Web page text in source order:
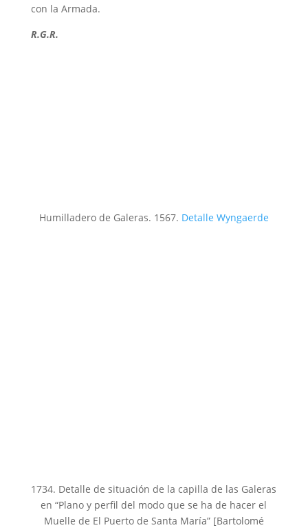
con la Armada.
R.G.R.
Humilladero de Galeras. 1567. Detalle Wyngaerde
1734. Detalle de situación de la capilla de las Galeras
en “Plano y perfil del modo que se ha de hacer el
Muelle de El Puerto de Santa María” [Bartolomé